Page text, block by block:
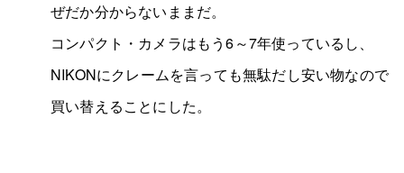
ぜだか分からないままだ。
コンパクト・カメラはもう6～7年使っているし、
NIKONにクレームを言っても無駄だし安い物なので
買い替えることにした。